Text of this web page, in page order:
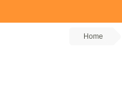
Home